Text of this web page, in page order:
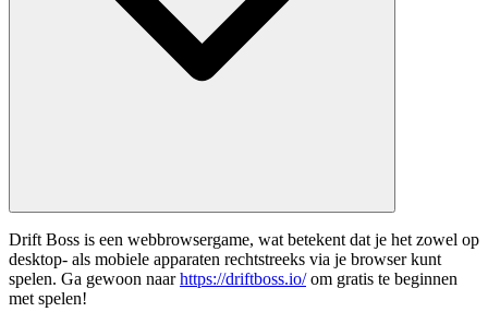
Drift Boss is een webbrowsergame, wat betekent dat je het zowel op
desktop- als mobiele apparaten rechtstreeks via je browser kunt
spelen. Ga gewoon naarhttps://driftboss.io/om gratis te beginnen
met spelen!